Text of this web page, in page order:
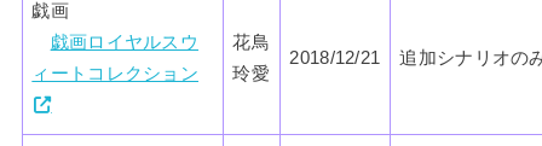
戯画
戯画ロイヤルスウ
ィートコレクション
花鳥
玲愛
2018/12/21 追加シナリオの